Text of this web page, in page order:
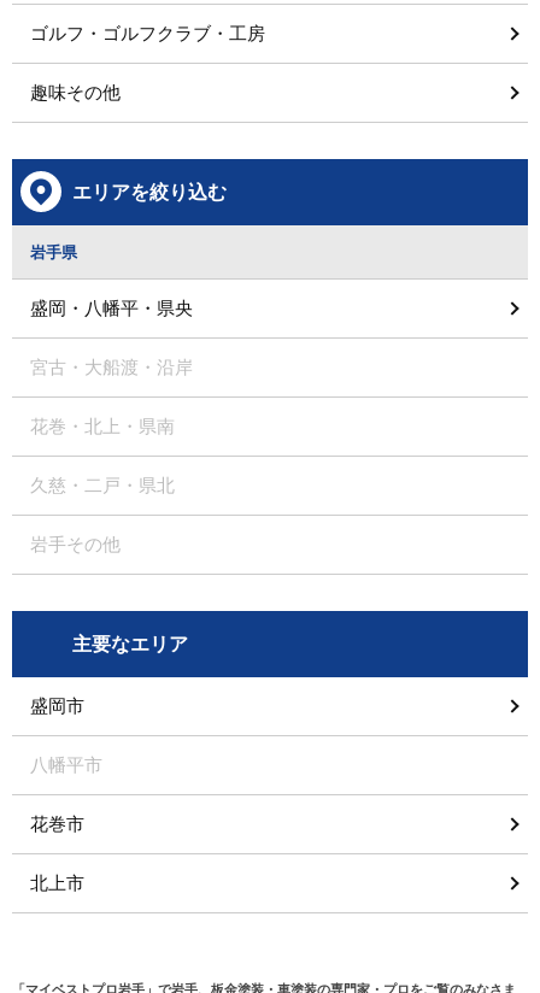
ゴルフ・ゴルフクラブ・工房
趣味その他
エリアを絞り込む
岩手県
盛岡・八幡平・県央
宮古・大船渡・沿岸
花巻・北上・県南
久慈・二戸・県北
岩手その他
主要なエリア
盛岡市
八幡平市
花巻市
北上市
「マイベストプロ岩手」で岩手、板金塗装・車塗装の専門家・プロをご覧のみなさま